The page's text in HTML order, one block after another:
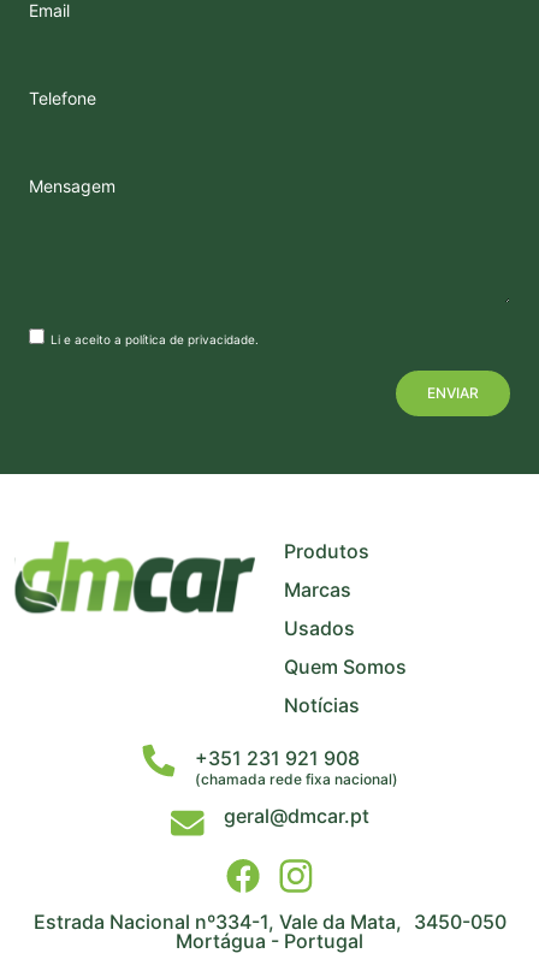
Email
Telefone
Mensagem
Li e aceito a política de privacidade
Produtos
Marcas
Usados
Quem Somos
Notícias
+351 231 921 908
(chamada rede fixa nacional)
geral@dmcar.pt
Estrada Nacional nº334-1, Vale da Mata, 3450-050
Mortágua - Portugal